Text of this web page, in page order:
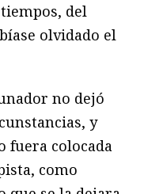
del
olvidado el
no dejó
y
fuera colocada
como